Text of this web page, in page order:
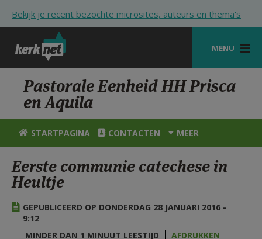
Bekijk je recent bezochte microsites, auteurs en thema's
MENU
STARTPAGINA
KERK
VIERINGEN
ZOEKEN
HULP
STARTPAGINA PORTAAL
Pastorale Eenheid HH Prisca
en Aquila
STARTPAGINA CONTACTEN MEER
Eerste communie catechese in
Heultje
GEPUBLICEERD OP DONDERDAG 28 JANUARI 2016 -
9:12
MINDER DAN 1 MINUUT LEESTIJD
AFDRUKKEN